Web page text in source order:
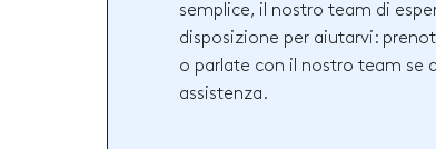
semplice, il nostro team di
disposizione per aiutarvi:
o parlate con il nostro team se
assistenza.